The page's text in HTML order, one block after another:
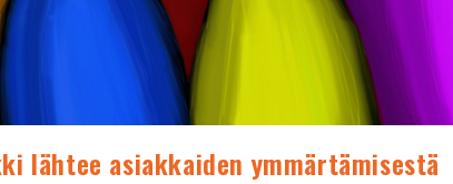
lähtee asiakkaiden ymmärtämisestä